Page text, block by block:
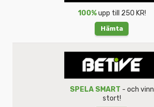
100%upp till 250 KR!
Hämta
SPELA SMART - och vinn
stort!